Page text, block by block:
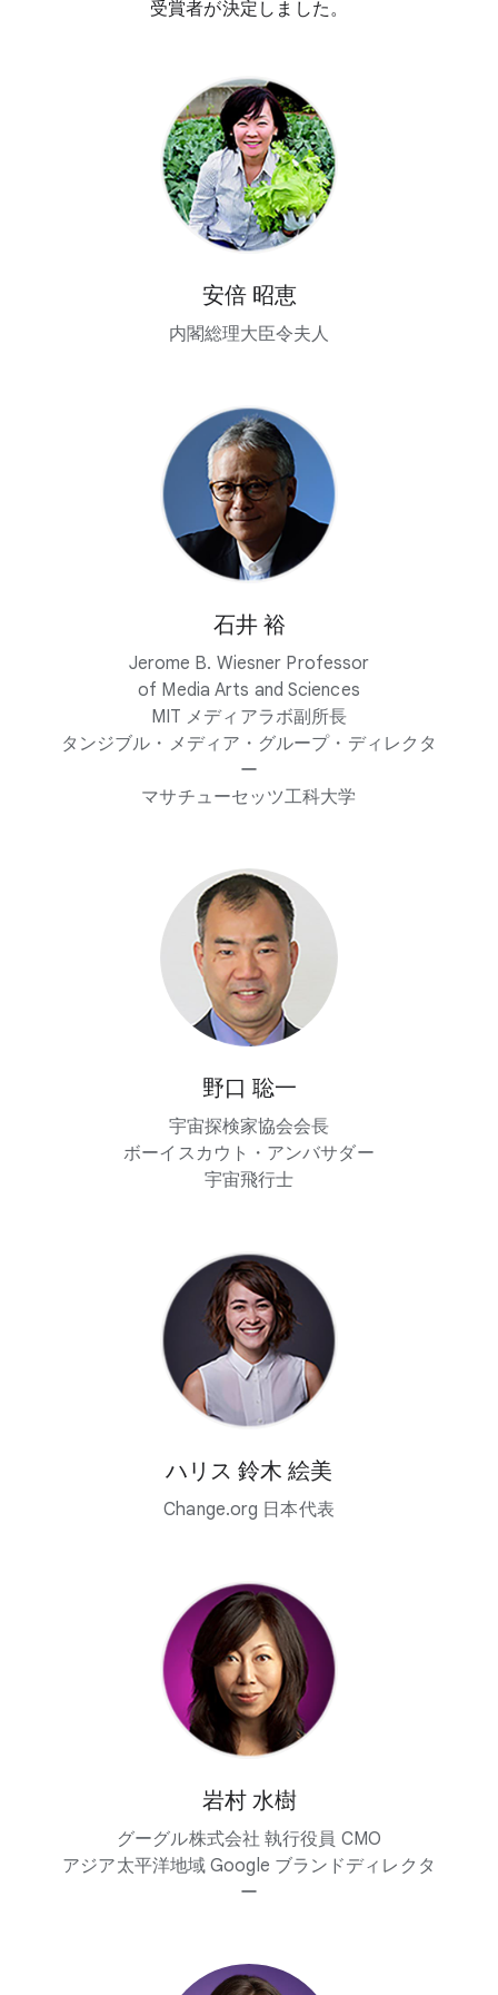
受賞者が決定しました。
安倍 昭恵
内閣総理大臣令夫人
石井 裕
Jerome B. Wiesner Professor
of Media Arts and Sciences
MIT メディアラボ副所長
タンジブル・メディア・グループ・ディレクタ
ー
マサチューセッツ工科大学
野口 聡一
宇宙探検家協会会長
ボーイスカウト・アンバサダー
宇宙飛行士
ハリス 鈴木 絵美
Change.org 日本代表
岩村 水樹
グーグル株式会社 執行役員 CMO
アジア太平洋地域 Google ブランドディレクタ
ー